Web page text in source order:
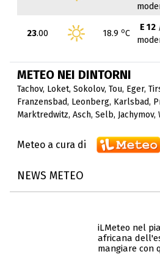
23.00 18.9 oC
E 12
METEO NEI DINTORNI
Tachov, Loket, Sokolov, Tou, Eger,
Franzensbad, Leonberg, Karlsbad,
Marktredwitz, Asch, Selb, Jachymov,
Meteo a cura di
NEWS METEO
iLMeteo nel
africana
mangiare con